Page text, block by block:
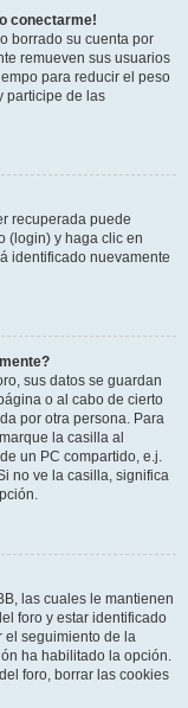
conectarme!
borrado su cuenta por
remueven sus usuarios
para reducir el peso
participe de las
recuperada puede
(login) y haga clic en
identificado nuevamente
sus datos se guardan
o al cabo de cierto
por otra persona. Para
la casilla al
un PC compartido, e.j.
no ve la casilla, significa
las cuales le mantienen
foro y estar identificado
el seguimiento de la
ha habilitado la opción.
foro, borrar las cookies